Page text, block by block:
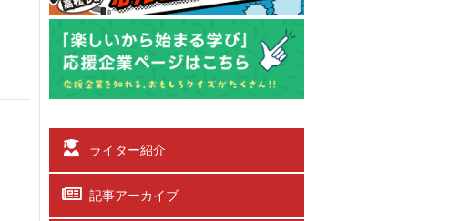
ライター紹介
記事アーカイブ